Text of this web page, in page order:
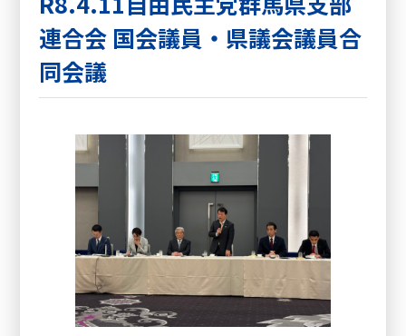
連合会 国会議員・県議会議員合
同会議